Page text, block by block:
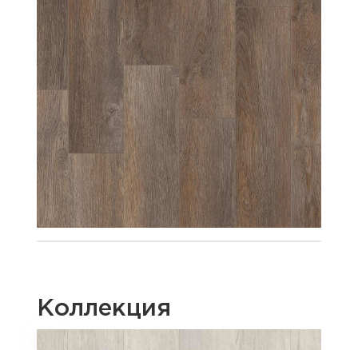
Коллекция